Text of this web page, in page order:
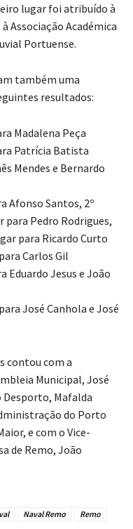
lugar foi atribuído à
Associação Académica
Portuense.
também uma
resultados:
Madalena Peça
Patrícia Batista
Mendes e Bernardo
Afonso Santos, 2º
para Pedro Rodrigues,
para Ricardo Curto
Carlos Gil
Eduardo Jesus e João
José Canhola e José
contou com a
Municipal, José
Desporto, Mafalda
do Porto
e com o Vice-
de Remo, João
Naval Remo Remo